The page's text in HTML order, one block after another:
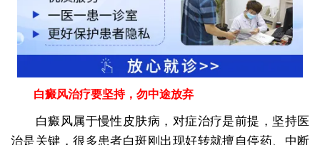
白癜风治疗要坚持，勿中途放弃
白癜风属于慢性皮肤病，对症治疗是前提，坚持医
治是关键，很多患者白斑刚出现好转就擅自停药、中断